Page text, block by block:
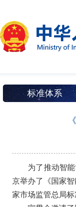
标准体系
为了推动智
京举办了《国家
家市场监管总局标